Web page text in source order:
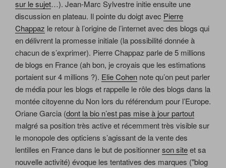
sur le sujet…). Jean-Marc Sylvestre initie ensuite une
discussion en plateau. Il pointe du doigt avec Pierre
Chappaz le retour à l’origine de l’internet avec des blogs qui
en délivrent la promesse initiale (la possibilité donnée à
chacun de s’exprimer). Pierre Chappaz parle de 5 millions
de blogs en France (ah bon, je croyais que les estimations
portaient sur 4 millions ?). Elie Cohen note qu’on peut parler
de média pour les blogs et rappelle le rôle des blogs dans la
montée citoyenne du Non lors du référendum pour l’Europe.
Oriane Garcia (dont la bio n’est pas mise à jour partout
malgré sa position très active et récemment très visible sur
le monopole des opticiens s’agissant de la vente des
lentilles en France dans le but de positionnerson siteet sa
nouvelle activité) évoque les tentatives des marques ("blog